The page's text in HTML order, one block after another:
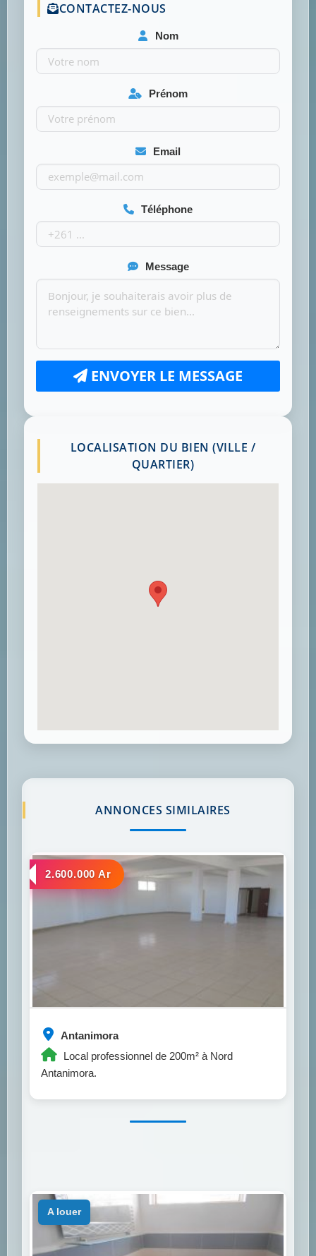
CONTACTEZ-NOUS
Nom
Prénom
Email
Téléphone
Message
ENVOYER LE MESSAGE
LOCALISATION DU BIEN (VILLE /
QUARTIER)
ANNONCES SIMILAIRES
Antanimora
Local professionnel de 200m² à Nord
Antanimora.
a louer
2.600.000 Ar
a louer